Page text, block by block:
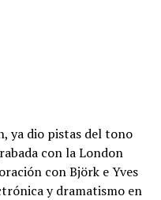
ya dio pistas del tono
con la London
con Björk e Yves
y dramatismo en